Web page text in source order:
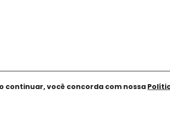
continuar, você concorda com nossa